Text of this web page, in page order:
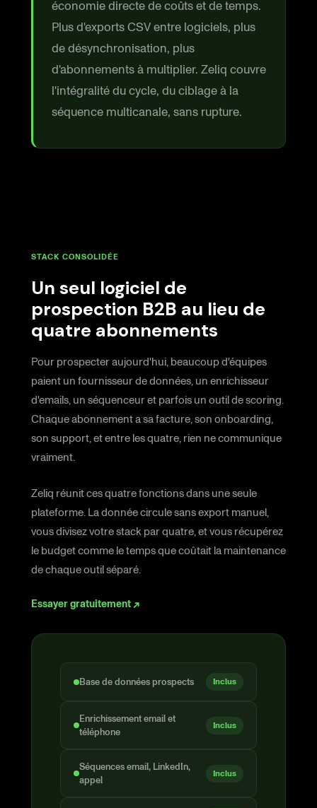
économie directe de coûts et de temps.
Plus d'exports CSV entre logiciels, plus
de désynchronisation, plus
d'abonnements à multiplier. Zeliq couvre
l'intégralité du cycle, du ciblage à la
séquence multicanale, sans rupture.
STACK CONSOLIDÉE
Un seul logiciel de
prospection B2B au lieu de
quatre abonnements
Pour prospecter aujourd'hui, beaucoup d'équipes
paient un fournisseur de données, un enrichisseur
d'emails, un séquenceur et parfois un outil de scoring.
Chaque abonnement a sa facture, son onboarding,
son support, et entre les quatre, rien ne communique
vraiment.
Zeliq réunit ces quatre fonctions dans une seule
plateforme. La donnée circule sans export manuel,
vous divisez votre stack par quatre, et vous récupérez
le budget comme le temps que coûtait la maintenance
de chaque outil séparé.
Essayer gratuitement ↗
Base de données prospects Inclus
Enrichissement email et
téléphone
Inclus
Séquences email, LinkedIn,
appel
Inclus